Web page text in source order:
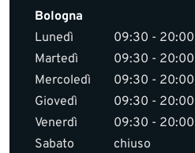
Bologna
Lunedì
09:30 - 20:00
Martedì
09:30 - 20:00
Mercoledì
09:30 - 20:00
Giovedì
09:30 - 20:00
Venerdì
09:30 - 20:00
Sabato
chiuso